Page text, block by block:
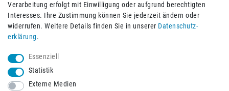
Impressum Daten­schutz­erklärung AGB
Verarbeitung erfolgt mit Einwilligung oder aufgrund berechtigten
Interesses. Ihre Zustimmung können Sie jederzeit ändern oder
widerrufen. Weitere Details finden Sie in unserer Daten­schutz­
erklärung.
Essenziell
Statistik
Externe Medien